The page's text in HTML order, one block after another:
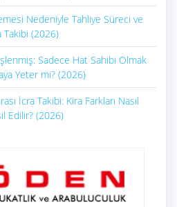
Nedeniyle Tahliye Süreci ve
Takibi (2026)
Sadece Hat Sahibi Olmak
Yeter mi? (2026)
İcra Takibi: Kira Farkları Nasıl
Edilir? (2026)